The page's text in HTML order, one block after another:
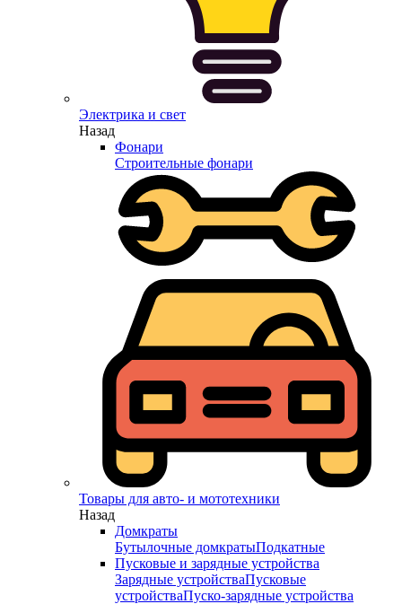
Электрика и свет
Назад
Фонари
Строительные фонари
Товары для авто- и мототехники
Назад
Домкраты
Бутылочные домкратыПодкатные
Пусковые и зарядные устройства
Зарядные устройстваПусковые
устройстваПуско-зарядные устройства